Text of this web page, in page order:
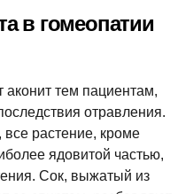
в гомеопатии
тем пациентам,
отравления.
все растение, кроме
ядовитой частью,
Сок, выжатый из